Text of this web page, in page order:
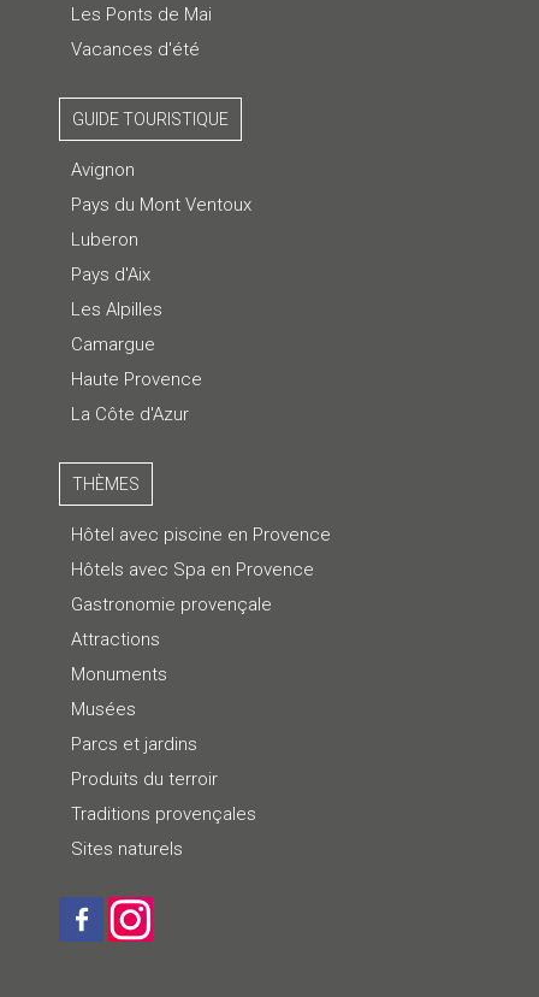
Les Ponts de Mai
Vacances d'été
GUIDE TOURISTIQUE
Avignon
Pays du Mont Ventoux
Luberon
Pays d'Aix
Les Alpilles
Camargue
Haute Provence
La Côte d'Azur
THÈMES
Hôtel avec piscine en Provence
Hôtels avec Spa en Provence
Gastronomie provençale
Attractions
Monuments
Musées
Parcs et jardins
Produits du terroir
Traditions provençales
Sites naturels